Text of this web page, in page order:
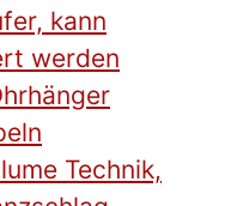
kann
werden
Technik,